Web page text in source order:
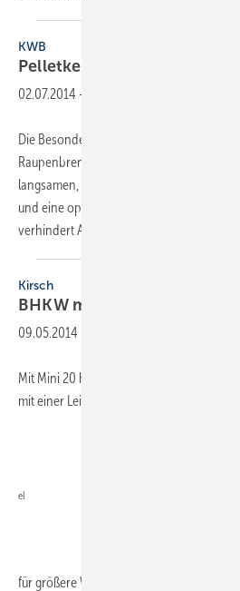
KWB
Pelletkessel für große
02.07.2014 -
Die Besonderheit des neuen KWB
Raupenbrenner, der mit einer speziellen
langsamen, variablen
und eine optimale Verbrennung sorgt. Ein
verhindert Ablagerungen. Die
Kirsch
BHKW mit 20 kW
09.05.2014
Mit Mini 20 hat Kirsch Homeenergy ein
mit einer Leistung von 20 kW
el
für größere Wohngebäude und